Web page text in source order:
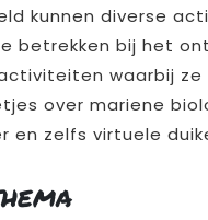
kunnen diverse
betrekken bij het
waarbij ze
over mariene
en zelfs virtuele